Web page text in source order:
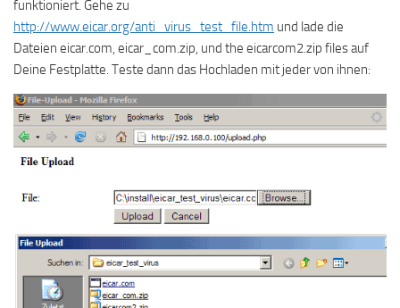
funktioniert. Gehe zu
http://www.eicar.org/anti_virus_test_file.htm und lade die
Dateien eicar.com, eicar_com.zip, und the eicarcom2.zip files auf
Deine Festplatte. Teste dann das Hochladen mit jeder von ihnen: